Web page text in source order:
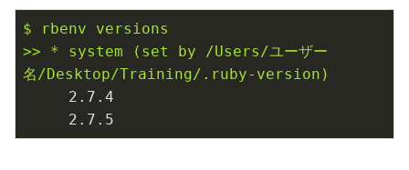
$ rbenv
versions
>>
* system (set by
/Users/ユーザー
名/Desktop/Training/.ruby-version)
2.7 .4
2.7 .5